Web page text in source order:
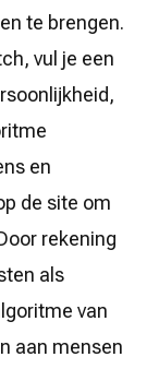
te brengen.
vul je een
en
de site om
rekening
als
van
aan mensen